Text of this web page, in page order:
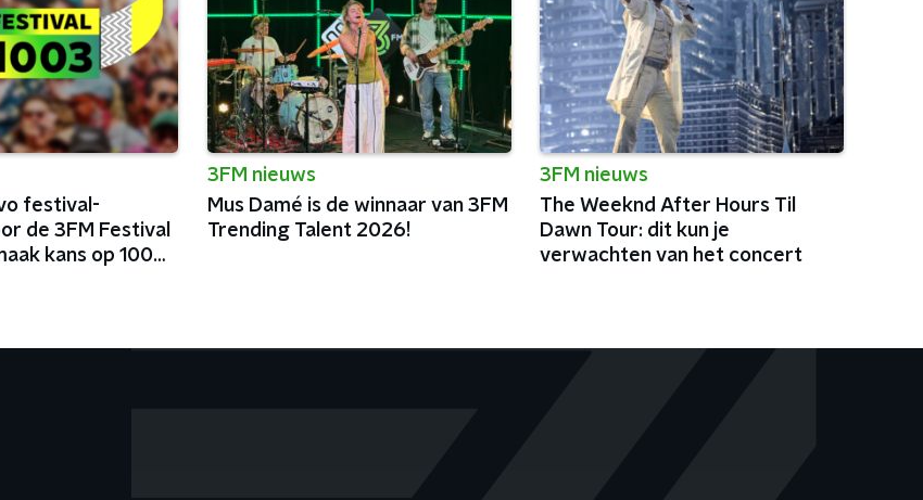
festival-
de 3FM Festival
kans op 100
3FM nieuws
Mus Damé is de winnaar van 3FM
Trending Talent 2026!
3FM nieuws
The Weeknd After Hours Til
Dawn Tour: dit kun je
verwachten van het concert